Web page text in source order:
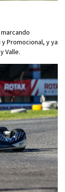
Promocional, y ya
Valle.